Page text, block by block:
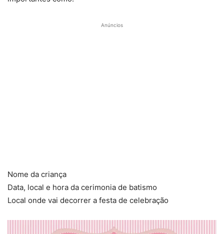
Anúncios
Nome da criança
Data, local e hora da cerimonia de batismo
Local onde vai decorrer a festa de celebração